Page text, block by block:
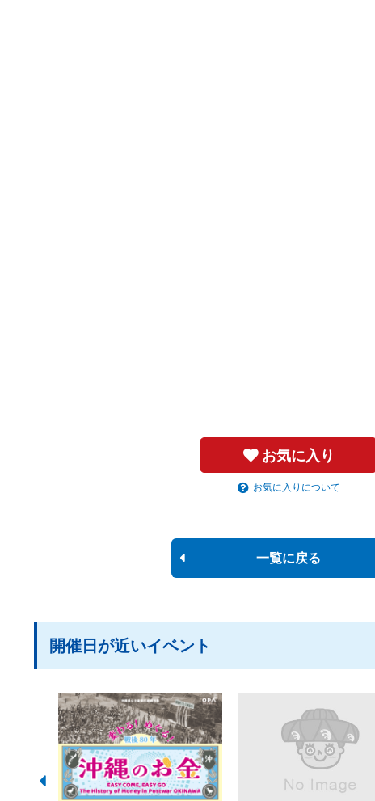
お気に入り
お気に入りについて
一覧に戻る
開催日が近いイベント